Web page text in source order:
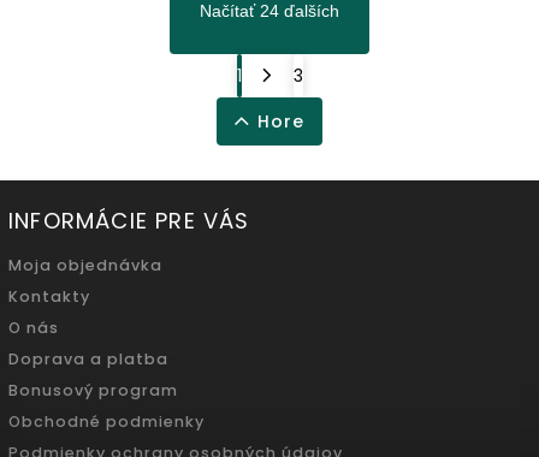
Načítať 24 ďalších
1
3
Hore
INFORMÁCIE PRE VÁS
Moja objednávka
Kontakty
O nás
Doprava a platba
Bonusový program
Obchodné podmienky
Podmienky ochrany osobných údajov